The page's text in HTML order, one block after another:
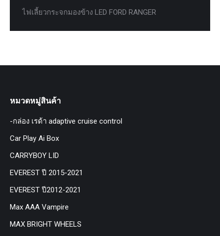
ไฟเลี้ยวกระจกมองข้าง LED FORD RANGER
หมวดหมู่สินค้า
-กล่อง เรด้า adaptive cruise control
Car Play Ai Box
CARRYBOY LID
EVEREST ปี 2015-2021
EVEREST ปี2012-2021
Max AAA Vampire
MAX BRIGHT WHEELS